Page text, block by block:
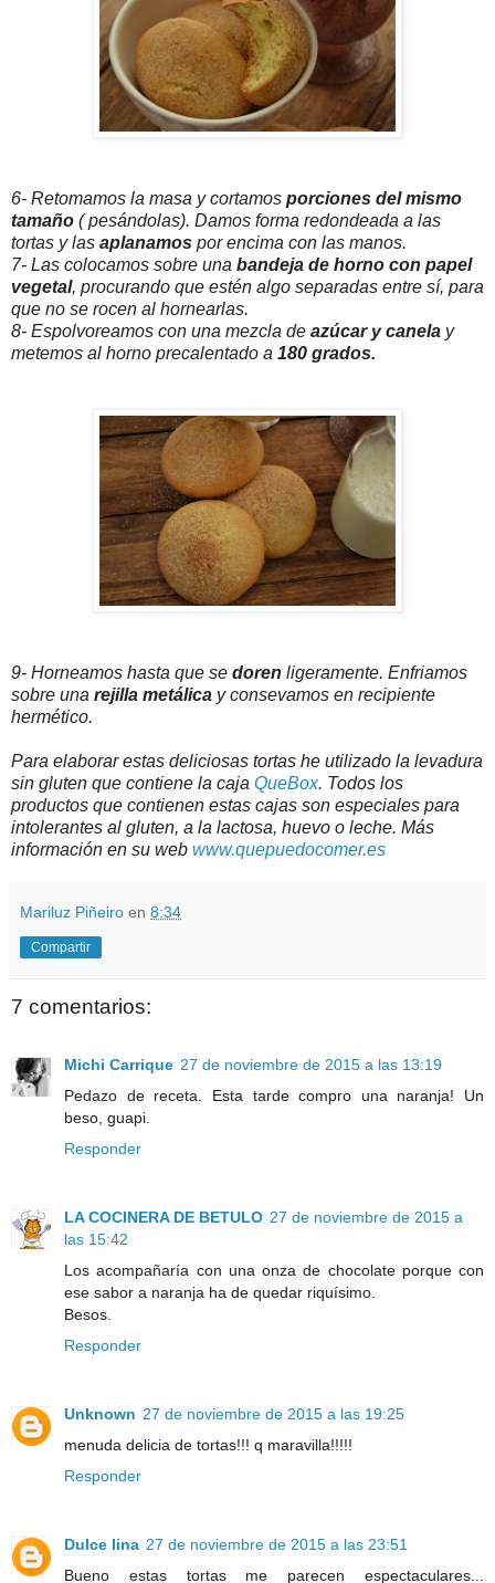
6- Retomamos la masa y cortamos porciones del mismo
tamaño ( pesándolas). Damos forma redondeada a las
tortas y las aplanamos por encima con las manos.
7- Las colocamos sobre una bandeja de horno con papel
vegetal, procurando que estén algo separadas entre sí, para
que no se rocen al hornearlas.
8- Espolvoreamos con una mezcla de azúcar y canela y
metemos al horno precalentado a 180 grados.
9- Horneamos hasta que se doren ligeramente. Enfriamos
sobre una rejilla metálica y consevamos en recipiente
hermético.
Para elaborar estas deliciosas tortas he utilizado la levadura
sin gluten que contiene la caja QueBox. Todos los
productos que contienen estas cajas son especiales para
intolerantes al gluten, a la lactosa, huevo o leche. Más
información en su web www.quepuedocomer.es
Mariluz Piñeiro en 8:34
Compartir
7 comentarios:
Michi Carrique 27 de noviembre de 2015 a las 13:19
Pedazo de receta. Esta tarde compro una naranja! Un
beso, guapi.
Responder
LA COCINERA DE BETULO 27 de noviembre de 2015 a
las 15:42
Los acompañaría con una onza de chocolate porque con
ese sabor a naranja ha de quedar riquísimo.
Besos.
Responder
Unknown 27 de noviembre de 2015 a las 19:25
menuda delicia de tortas!!! q maravilla!!!!!
Responder
Dulce lina 27 de noviembre de 2015 a las 23:51
Bueno estas tortas me parecen espectaculares...